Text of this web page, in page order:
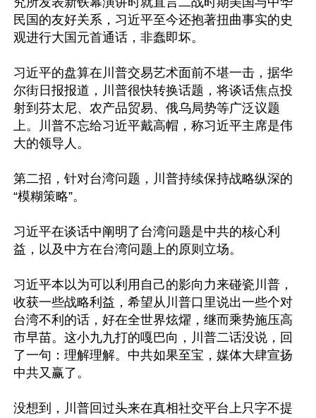
民国的友好关系，习近平至今还抱著扭曲事实的史
观进行大国元首通话，非蠢即坏。
习近平的盘算在川普交易艺术面前不堪一击，据华
尔街日报报道，川普很快转换话题，将谈话焦点投
射到芬太尼、农产品贸易、俄乌局势等广泛议题
上。川普不忘给习近平戴高帽，称习近平主席是伟
大的领导人。
第二招，针对台湾问题，川普持续保持战略纵深的
“模糊策略”。
习近平在谈话中阐明了台湾问题是中共的核心利
益，以及中方在台湾问题上的原则立场。
习近平本以为可以利用自己的影向力来碰瓷川普，
收获一些战略利益，希望从川普口里说出一些个对
台湾不利的话，好在全世界炫燿，继而乘势施压高
市早苗。这小九九打的嘎巴向，川普二话没说，回
了一句：理解理解。中共如果至宝，媒体大肆宣扬
中共又赢了。
没想到，川普回过头来在真相社交平台上只字不提